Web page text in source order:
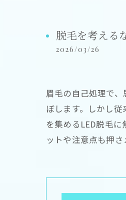
脱毛を考える
2026/03/26
眉毛の自己処理で
ぼします。しかし
を集めるLED脱毛
ットや注意点も押